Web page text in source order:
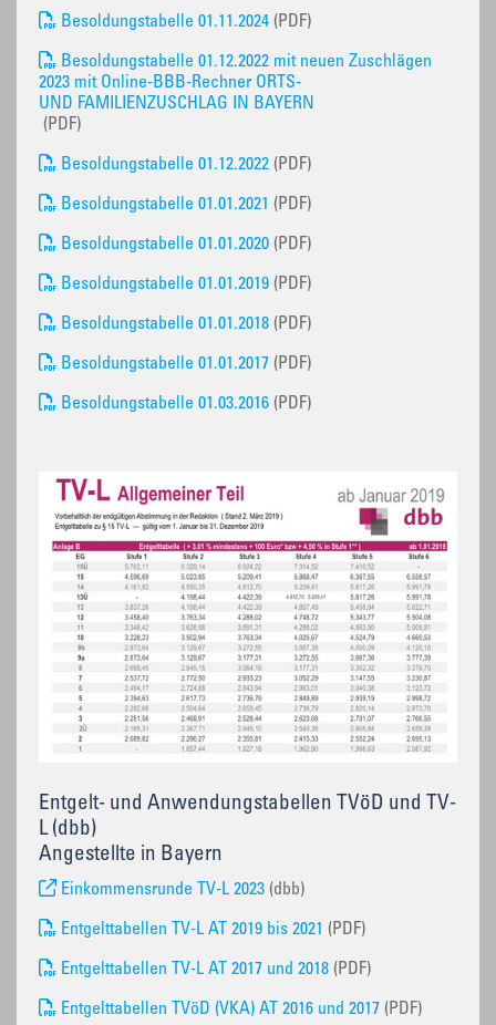
Besoldungstabelle 01.11.2024 (PDF)
Besoldungstabelle 01.12.2022 mit neuen Zuschlägen
2023 mit Online-BBB-Rechner ORTS-
UND FAMILIENZUSCHLAG IN BAYERN
(PDF)
Besoldungstabelle 01.12.2022 (PDF)
Besoldungstabelle 01.01.2021 (PDF)
Besoldungstabelle 01.01.2020 (PDF)
Besoldungstabelle 01.01.2019 (PDF)
Besoldungstabelle 01.01.2018 (PDF)
Besoldungstabelle 01.01.2017 (PDF)
Besoldungstabelle 01.03.2016 (PDF)
Entgelt- und Anwendungstabellen TVöD und TV-
L (dbb)
Angestellte in Bayern
Einkommensrunde TV-L 2023 (dbb)
Entgelttabellen TV-L AT 2019 bis 2021 (PDF)
Entgelttabellen TV-L AT 2017 und 2018 (PDF)
Entgelttabellen TVöD (VKA) AT 2016 und 2017 (PDF)